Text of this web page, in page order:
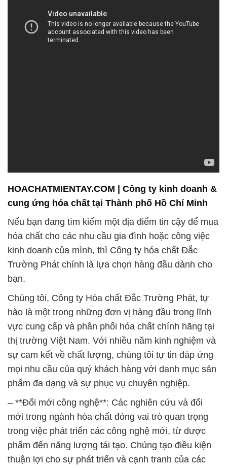
HOACHATMIENTAY.COM | Công ty kinh doanh &
cung ứng hóa chất tại Thành phố Hồ Chí Minh
Nếu bạn đang tìm kiếm một địa điểm tin cậy để mua
hóa chất cho các nhu cầu gia đình hoặc công việc
kinh doanh của mình, thì Công ty hóa chất Đắc
Trường Phát chính là lựa chọn hàng đầu dành cho
bạn.
Chúng tôi, Công ty Hóa chất Đắc Trường Phát, tự
hào là một trong những đơn vị hàng đầu trong lĩnh
vực cung cấp và phân phối hóa chất chính hãng tại
thị trường Việt Nam. Với nhiều năm kinh nghiệm và
sự cam kết về chất lượng, chúng tôi tự tin đáp ứng
mọi nhu cầu của quý khách hàng với danh mục sản
phẩm đa dạng và sự phục vụ chuyên nghiệp.
– **Đổi mới công nghệ**: Các nghiên cứu và đổi
mới trong ngành hóa chất đóng vai trò quan trọng
trong việc phát triển các công nghệ mới, từ dược
phẩm đến năng lượng tái tạo. Chúng tạo điều kiện
thuận lợi cho sự phát triển và cạnh tranh của các